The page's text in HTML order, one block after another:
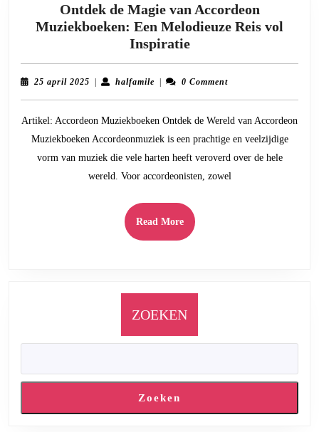
Ontdek de Magie van Accordeon
Muziekboeken: Een Melodieuze Reis vol
InspiratieOntdek
de
Magie
Muziekboeken:
Een
Melodieuze
Reis
Inspiratie
25 april 2025 25| halfamilehalfamile
| 0 Comment
Artikel: Accordeon Muziekboeken Ontdek de Wereld van Accordeon
Muziekboeken Accordeonmuziek is een prachtige en veelzijdige
vorm van muziek die vele harten heeft veroverd over de hele
wereld. Voor accordeonisten, zowel
Read MoreRead
More
ZOEKEN
Zoeken